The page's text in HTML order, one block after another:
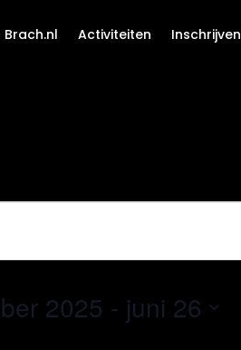
Activiteiten Inschrijven
2025 - juni 26